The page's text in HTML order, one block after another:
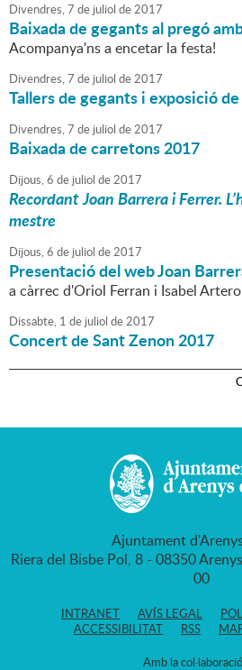
Divendres,7 de juliol de2017
Baixada de gegants al pregó
Acompanya'ns a encetar la festa!
Divendres,7 de juliol de2017
Tallers de gegants i exposició
Divendres,7 de juliol de2017
Baixada de carretons 2017
Dijous,6 de juliol de2017
Recordant Joan Barrera i Ferrer.
mestre
Dijous,6 de juliol de2017
Presentació del web Joan
a càrrec d'Oriol Ferran i Isabel Artero
Dissabte, 1 de juliol de2017
Concert de Sant Zenon 2017
Ajuntament
Riera del Bisbe Pol, 8 - 08350
00
INTRANET AVÍS LEGAL
ACCESSIBILITAT
RSS
Amb la